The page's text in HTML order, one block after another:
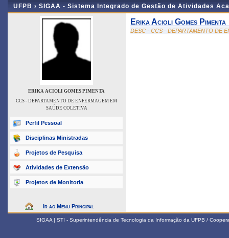
UFPB › SIGAA - Sistema Integrado de Gestão de Atividades
ERIKA ACIOLI GOMES PIMENTA
CCS - DEPARTAMENTO DE ENFERMAGEM EM
SAÚDE COLETIVA
Perfil Pessoal
Disciplinas Ministradas
Projetos de Pesquisa
Atividades de Extensão
Projetos de Monitoria
Ir ao Menu Principal
Erika Acioli Gomes Pimenta
DESC - CCS - DEPARTAMENTO DE
SIGAA | STI - Superintendência de Tecnologia da Informação da UFPB /